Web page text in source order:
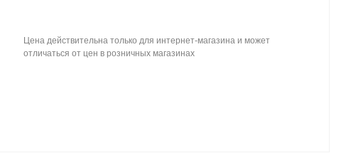
Цена действительна только для интернет-магазина и может
отличаться от цен в розничных магазинах